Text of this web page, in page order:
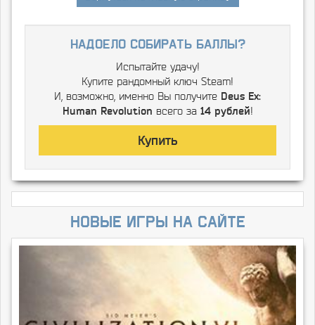
надоело собирать баллы?
Испытайте удачу!
Купите рандомный ключ Steam!
И, возможно, именно Вы получите Deus Ex:
Human Revolution всего за 14 рублей!
Купить
Новые игры на сайте